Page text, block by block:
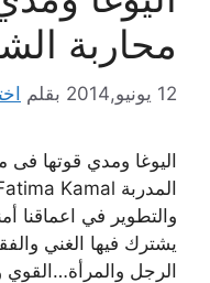
محاربة
12 يونيو,2014 بقلم
اليوغا ومدي قوتها فى
والتطوير في اعماقنا
يشترك فيها الغني
الرجل